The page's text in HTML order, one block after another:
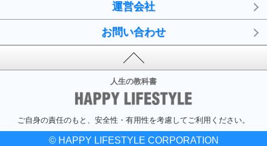
運営会社
お問い合わせ
人生の教科書
ご自身の責任のもと、安全性・有用性を考慮してご利用ください。
© HAPPY LIFESTYLE CORPORATION